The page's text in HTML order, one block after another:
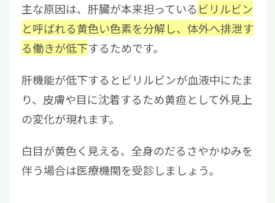
主な原因は、肝臓が本来担っている ビリルビン
と呼ばれる黄色い色素を分解し、体外へ排泄す
る働きが低下するためです。
肝機能が低下するとビリルビンが血液中にたま
り、皮膚や目に沈着するため黄疸として外見上
の変化が現れます。
白目が黄色く見える、全身のだるさやかゆみを
伴う場合は医療機関を受診しましょう。